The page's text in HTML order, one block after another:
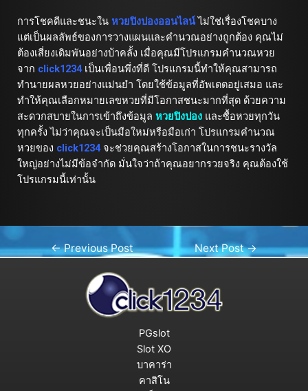
การโชคดีและชนะใน หวยปิงปองออนไลน์ไม่ใช่เรื่องโชคบาง
แต่เป็นผลลัพธ์ของการวางแผนและคำนวณอย่างถูกต้อง คุณไม่
ต้องเสี่ยงเดิมพันอย่างบ้าคลั้ง เมื่อคุณมีโปรแกรมคำนวณหวย
จาก click1234เป็นเพื่อนพึ่งที่ดี โปรแกรมนี้ทำให้คุณสามารถ
ทำนายผลหวยอย่างแม่นยำ โดยใช้ข้อมูลที่อัพเดตอยู่เสมอ และ
ทำให้คุณเลือกหมายเลขหวยที่มีโอกาสชนะมากที่สุด ด้วยความ
สะดวกสบายในการเข้าถึงข้อมูล หวยปิงปองและซื้อหวยทุกวัน
ทุกครั้ง ไม่ว่าคุณจะเป็นมือใหม่หรือมือเก่า โปรแกรมคำนวณ
หวยของ click1234จะช่วยคุณสร้างโอกาสในการชนะรางวัล
ใหญ่อย่างไม่มีข้อจำกัด มั่นใจว่าถ้าคุณอยากรวยจริง คุณต้องใช้
โปรแกรมนี้เท่านั้น
←Previous Post Next Post→
PGslot
Slot XO
บาคาร่า
คาสิโน